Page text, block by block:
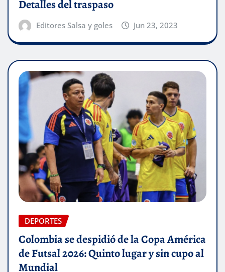
Detalles del traspaso
Editores Salsa y goles Jun 23, 2023
DEPORTES
Colombia se despidió de la Copa América
de Futsal 2026: Quinto lugar y sin cupo al
Mundial